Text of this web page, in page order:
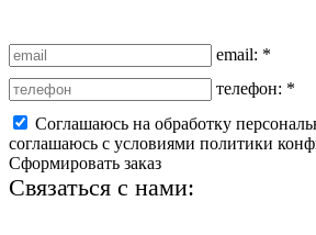
email: *
телефон: *
Соглашаюсь на обработку
соглашаюсь с условиями политики
Сформировать заказ
Связаться с нами: